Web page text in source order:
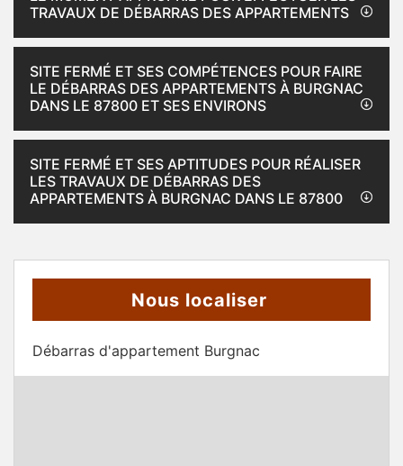
TRAVAUX DE DÉBARRAS DES APPARTEMENTS
SITE FERMÉ ET SES COMPÉTENCES POUR FAIRE
LE DÉBARRAS DES APPARTEMENTS À BURGNAC
DANS LE 87800 ET SES ENVIRONS
SITE FERMÉ ET SES APTITUDES POUR RÉALISER
LES TRAVAUX DE DÉBARRAS DES
APPARTEMENTS À BURGNAC DANS LE 87800
Nous localiser
Débarras d'appartement Burgnac